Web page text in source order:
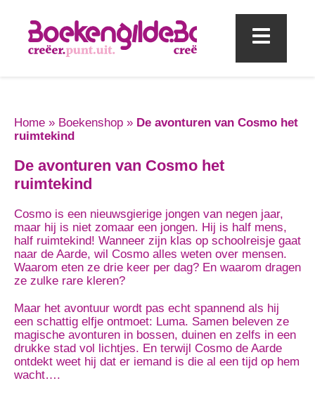
Home » Boekenshop » De avonturen van Cosmo het
ruimtekind
De avonturen van Cosmo het
ruimtekind
Cosmo is een nieuwsgierige jongen van negen jaar,
maar hij is niet zomaar een jongen. Hij is half mens,
half ruimtekind! Wanneer zijn klas op schoolreisje gaat
naar de Aarde, wil Cosmo alles weten over mensen.
Waarom eten ze drie keer per dag? En waarom dragen
ze zulke rare kleren?
Maar het avontuur wordt pas echt spannend als hij
een schattig elfje ontmoet: Luma. Samen beleven ze
magische avonturen in bossen, duinen en zelfs in een
drukke stad vol lichtjes. En terwijl Cosmo de Aarde
ontdekt weet hij dat er iemand is die al een tijd op hem
wacht….